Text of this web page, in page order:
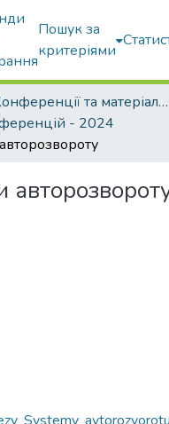
Пошук за
критеріями
Конференції та матеріали конференцій
- 2024